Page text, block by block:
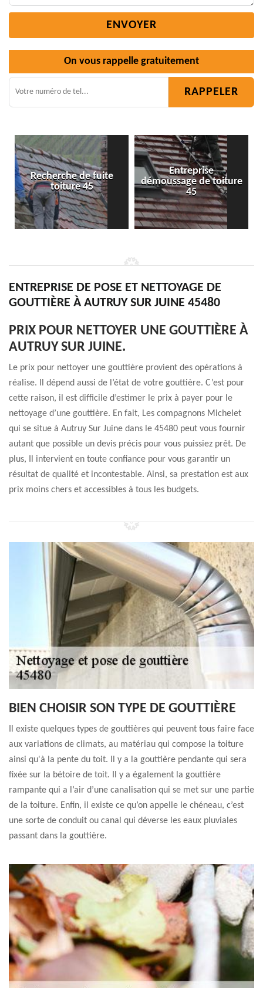
On vous rappelle gratuitement
de fuite
45
Entreprise
démoussage de toiture
Isolation
ENTREPRISE DE POSE ET NETTOYAGE DE
GOUTTIÈRE À AUTRUY SUR JUINE 45480
PRIX POUR NETTOYER UNE GOUTTIÈRE À
AUTRUY SUR JUINE.
Le prix pour nettoyer une gouttière provient des opérations à
réalise. Il dépend aussi de l’état de votre gouttière. C’est pour
cette raison, il est difficile d’estimer le prix à payer pour le
nettoyage d’une gouttière. En fait, Les compagnons Michelet
qui se situe à Autruy Sur Juine dans le 45480 peut vous fournir
autant que possible un devis précis pour vous puissiez prêt. De
plus, Il intervient en toute confiance pour vous garantir un
résultat de qualité et incontestable. Ainsi, sa prestation est aux
prix moins chers et accessibles à tous les budgets.
BIEN CHOISIR SON TYPE DE GOUTTIÈRE
Il existe quelques types de gouttières qui peuvent tous faire face
aux variations de climats, au matériau qui compose la toiture
ainsi qu'à la pente du toit. Il y a la gouttière pendante qui sera
fixée sur la bétoire de toit. Il y a également la gouttière
rampante qui a l’air d’une canalisation qui se met sur une partie
de la toiture. Enfin, il existe ce qu’on appelle le chéneau, c’est
une sorte de conduit ou canal qui déverse les eaux pluviales
passant dans la gouttière.